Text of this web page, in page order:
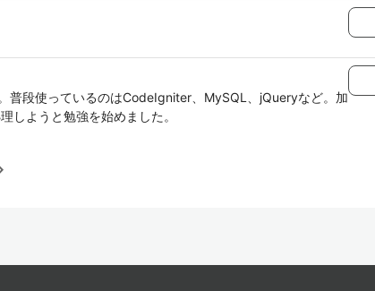
普段使っているのはCodeIgniter、MySQL、jQueryなど。加
しようと勉強を始めました。